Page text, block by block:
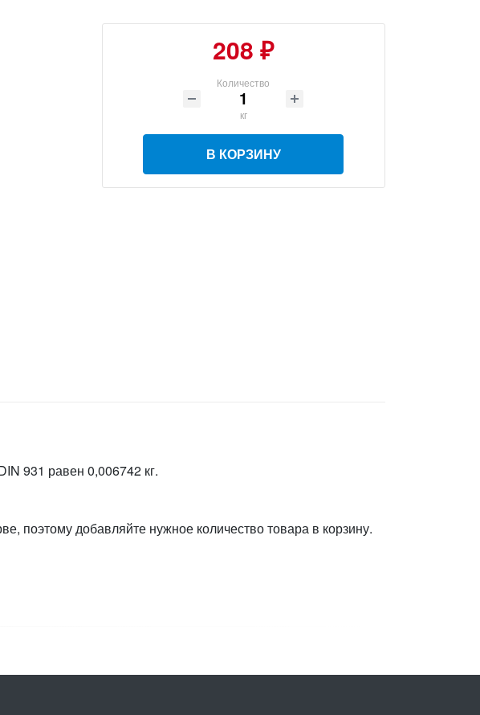
208 ₽
Количество
кг
В КОРЗИНУ
931 равен 0,006742 кг.
поэтому добавляйте нужное количество товара в корзину.